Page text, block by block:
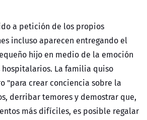
a petición de los propios
incluso aparecen entregando el
hijo en medio de la emoción
La familia quiso
"para crear conciencia sobre la
derribar temores y demostrar que,
más difíciles, es posible regalar